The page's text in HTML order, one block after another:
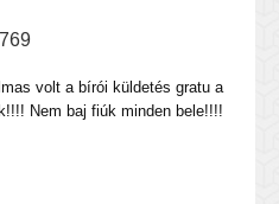
volt a bírói küldetés gratu a
Nem baj fiúk minden bele!!!!